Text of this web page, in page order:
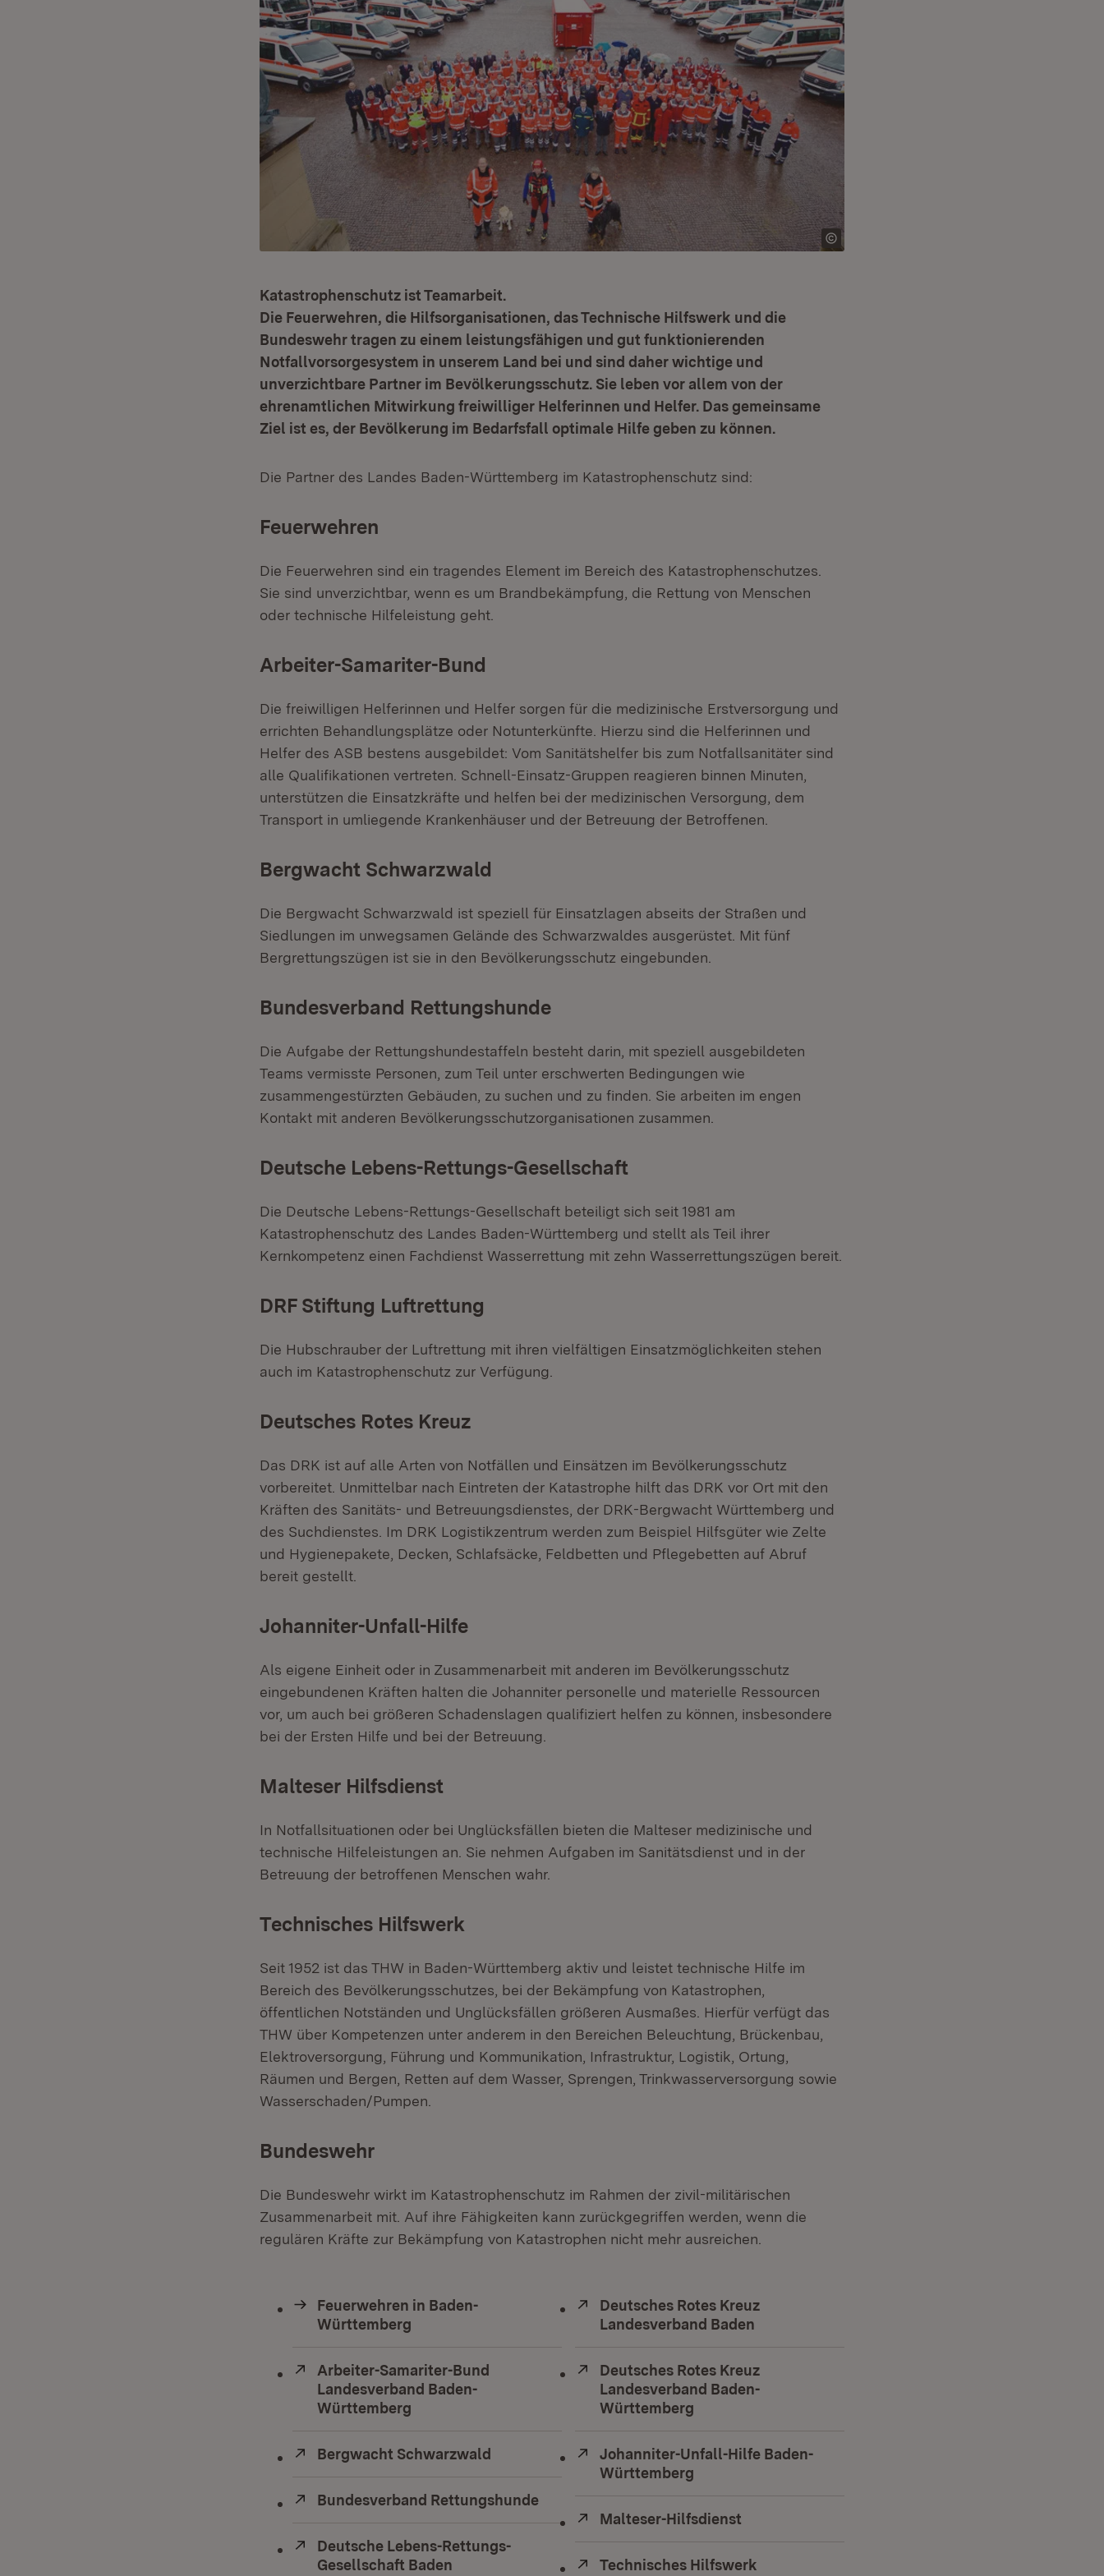
Katastrophenschutz ist Teamarbeit.
Die Feuerwehren, die Hilfsorganisationen, das Technische Hilfswerk und die
Bundeswehr tragen zu einem leistungsfähigen und gut funktionierenden
Notfallvorsorgesystem in unserem Land bei und sind daher wichtige und
unverzichtbare Partner im Bevölkerungsschutz. Sie leben vor allem von der
ehrenamtlichen Mitwirkung freiwilliger Helferinnen und Helfer. Das gemeinsame
Ziel ist es, der Bevölkerung im Bedarfsfall optimale Hilfe geben zu können.
Die Partner des Landes Baden-Württemberg im Katastrophenschutz sind:
Feuerwehren
Die Feuerwehren sind ein tragendes Element im Bereich des Katastrophenschutzes.
Sie sind unverzichtbar, wenn es um Brandbekämpfung, die Rettung von Menschen
oder technische Hilfeleistung geht.
Arbeiter-Samariter-Bund
Die freiwilligen Helferinnen und Helfer sorgen für die medizinische Erstversorgung und
errichten Behandlungsplätze oder Notunterkünfte. Hierzu sind die Helferinnen und
Helfer des ASB bestens ausgebildet: Vom Sanitätshelfer bis zum Notfallsanitäter sind
alle Qualifikationen vertreten. Schnell-Einsatz-Gruppen reagieren binnen Minuten,
unterstützen die Einsatzkräfte und helfen bei der medizinischen Versorgung, dem
Transport in umliegende Krankenhäuser und der Betreuung der Betroffenen.
Bergwacht Schwarzwald
Die Bergwacht Schwarzwald ist speziell für Einsatzlagen abseits der Straßen und
Siedlungen im unwegsamen Gelände des Schwarzwaldes ausgerüstet. Mit fünf
Bergrettungszügen ist sie in den Bevölkerungsschutz eingebunden.
Bundesverband Rettungshunde
Die Aufgabe der Rettungshundestaffeln besteht darin, mit speziell ausgebildeten
Teams vermisste Personen, zum Teil unter erschwerten Bedingungen wie
zusammengestürzten Gebäuden, zu suchen und zu finden. Sie arbeiten im engen
Kontakt mit anderen Bevölkerungsschutzorganisationen zusammen.
Deutsche Lebens-Rettungs-Gesellschaft
Die Deutsche Lebens-Rettungs-Gesellschaft beteiligt sich seit 1981 am
Katastrophenschutz des Landes Baden-Württemberg und stellt als Teil ihrer
Kernkompetenz einen Fachdienst Wasserrettung mit zehn Wasserrettungszügen bereit.
DRF Stiftung Luftrettung
Die Hubschrauber der Luftrettung mit ihren vielfältigen Einsatzmöglichkeiten stehen
auch im Katastrophenschutz zur Verfügung.
Deutsches Rotes Kreuz
Das DRK ist auf alle Arten von Notfällen und Einsätzen im Bevölkerungsschutz
vorbereitet. Unmittelbar nach Eintreten der Katastrophe hilft das DRK vor Ort mit den
Kräften des Sanitäts- und Betreuungsdienstes, der DRK-Bergwacht Württemberg und
des Suchdienstes. Im DRK Logistikzentrum werden zum Beispiel Hilfsgüter wie Zelte
und Hygienepakete, Decken, Schlafsäcke, Feldbetten und Pflegebetten auf Abruf
bereit gestellt.
Johanniter-Unfall-Hilfe
Als eigene Einheit oder in Zusammenarbeit mit anderen im Bevölkerungsschutz
eingebundenen Kräften halten die Johanniter personelle und materielle Ressourcen
vor, um auch bei größeren Schadenslagen qualifiziert helfen zu können, insbesondere
bei der Ersten Hilfe und bei der Betreuung.
Malteser Hilfsdienst
In Notfallsituationen oder bei Unglücksfällen bieten die Malteser medizinische und
technische Hilfeleistungen an. Sie nehmen Aufgaben im Sanitätsdienst und in der
Betreuung der betroffenen Menschen wahr.
Technisches Hilfswerk
Seit 1952 ist das THW in Baden-Württemberg aktiv und leistet technische Hilfe im
Bereich des Bevölkerungsschutzes, bei der Bekämpfung von Katastrophen,
öffentlichen Notständen und Unglücksfällen größeren Ausmaßes. Hierfür verfügt das
THW über Kompetenzen unter anderem in den Bereichen Beleuchtung, Brückenbau,
Elektroversorgung, Führung und Kommunikation, Infrastruktur, Logistik, Ortung,
Räumen und Bergen, Retten auf dem Wasser, Sprengen, Trinkwasserversorgung sowie
Wasserschaden/Pumpen.
Bundeswehr
Die Bundeswehr wirkt im Katastrophenschutz im Rahmen der zivil-militärischen
Zusammenarbeit mit. Auf ihre Fähigkeiten kann zurückgegriffen werden, wenn die
regulären Kräfte zur Bekämpfung von Katastrophen nicht mehr ausreichen.
Feuerwehren in Baden-
Württemberg
Extern:
Arbeiter-Samariter-Bund
Landesverband Baden-
Württemberg
Extern:
Bergwacht Schwarzwald (Öffnet in neuem Fenster)
Extern:
Bundesverband Rettungshunde
Extern:
Deutsche Lebens-Rettungs-
Gesellschaft Baden (Öffnet in neuem Fenster)
Extern:
Deutsches Rotes Kreuz
Landesverband Baden
Extern:
Deutsches Rotes Kreuz
Landesverband Baden-
Württemberg
Extern:
Johanniter-Unfall-Hilfe Baden-
Württemberg
Extern:
Malteser-Hilfsdienst
Extern:
Technisches Hilfswerk